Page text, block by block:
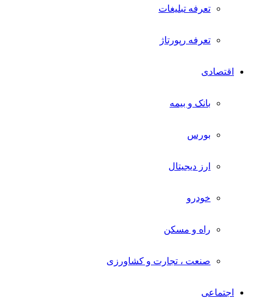
تعرفه تبلیغات
تعرفه رپورتاژ
اقتصادی
بانک و بیمه
بورس
ارز دیجیتال
خودرو
راه و مسکن
صنعت ، تجارت و کشاورزی
اجتماعی